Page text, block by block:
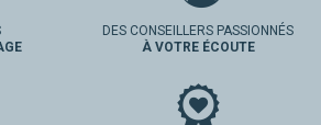
DES CONSEILLERS PASSIONNÉS
À VOTRE ÉCOUTE